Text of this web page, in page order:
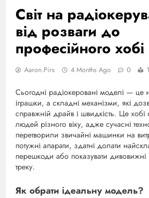
Світ на
від розваги до
професійного хобі
Aaron.pirs 4 Months Ago 0
Сьогодні радіокеровані моделі — це
іграшки, а складні механізми, які
справжній драйв і швидкість. Це хобі
людей різного віку, адже сучасні
перетворили звичайні машинки на
потужні апарати, здатні долати
перешкоди або показувати дивовижні
треку.
Як обрати ідеальну модель?